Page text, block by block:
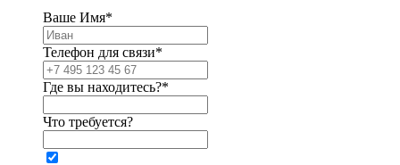
Ваше Имя*
Телефон для связи*
Где вы находитесь?*
Что требуется?